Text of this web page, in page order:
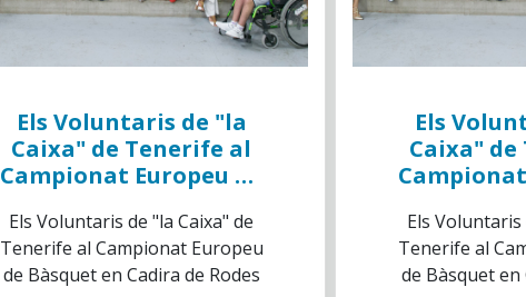
Els Voluntaris de "la
Caixa" de Tenerife al
Campionat Europeu de
Rodes
Els Voluntaris de "la Caixa" de
Tenerife al Campionat Europeu
de Bàsquet en Cadira de Rodes
Els
Caixa"
Campionat
Els Voluntaris
Tenerife al
de Bàsquet en